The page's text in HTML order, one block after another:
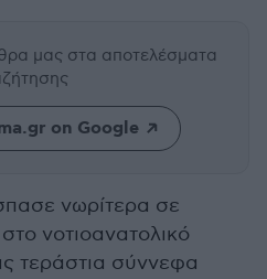
μας στα αποτελέσματα
on Google
νωρίτερα σε
νοτιοανατολικό
τεράστια σύννεφα